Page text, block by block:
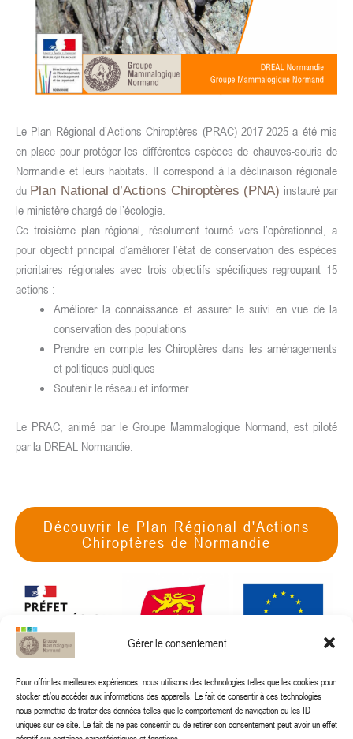
Gérer le consentement
Pour offrir les meilleures expériences, nous utilisons des technologies telles que les cookies pour
stocker et/ou accéder aux informations des appareils. Le fait de consentir à ces technologies
nous permettra de traiter des données telles que le comportement de navigation ou les ID
uniques sur ce site. Le fait de ne pas consentir ou de retirer son consentement peut avoir un effet
Le Plan Régional d’Actions Chiroptères (PRAC) 2017-2025 a été mis
en place pour protéger les différentes espèces de chauves-souris de
Normandie et leurs habitats. Il correspond à la déclinaison régionale
du Plan National d’Actions Chiroptères (PNA) instauré par
le ministère chargé de l’écologie.
Ce troisième plan régional, résolument tourné vers l’opérationnel, a
pour objectif principal d’améliorer l’état de conservation des espèces
prioritaires régionales avec trois objectifs spécifiques regroupant 15
actions :
Améliorer la connaissance et assurer le suivi en vue de la
conservation des populations
Prendre en compte les Chiroptères dans les aménagements
et politiques publiques
Soutenir le réseau et informer
Le PRAC, animé par le Groupe Mammalogique Normand, est piloté
par la DREAL Normandie.
Découvrir le Plan Régional d'Actions
Chiroptères de Normandie